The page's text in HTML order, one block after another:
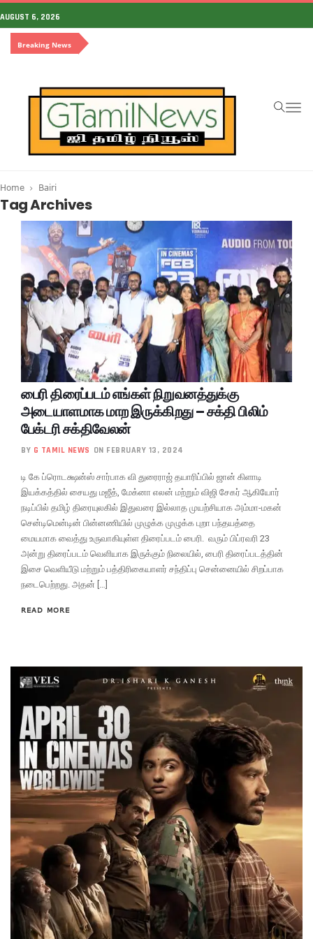
AUGUST 6, 2026
Breaking News
Home Bairi
Tag Archives
பைரி திரைப்படம் எங்கள் நிறுவனத்துக்கு
அடையாளமாக மாற இருக்கிறது – சக்தி பிலிம்
பேக்டரி சக்திவேலன்
BY G TAMIL NEWS ON FEBRUARY 13, 2024
டி கே ப்ரொடக்ஷன்ஸ் சார்பாக வி துரைராஜ் தயாரிப்பில் ஜான் கிளாடி
இயக்கத்தில் சையது மஜீத், மேக்னா எலன் மற்றும் விஜி சேகர் ஆகியோர்
நடிப்பில் தமிழ் திரையுலகில் இதுவரை இல்லாத முயற்சியாக அம்மா-மகன்
சென்டிமென்டின் பின்னணியில் முழுக்க முழுக்க புறா பந்தயத்தை
மையமாக வைத்து உருவாகியுள்ள திரைப்படம் பைரி. வரும் பிப்ரவரி 23
அன்று திரைப்படம் வெளியாக இருக்கும் நிலையில், பைரி திரைப்படத்தின்
இசை வெளியீடு மற்றும் பத்திரிகையாளர் சந்திப்பு சென்னையில் சிறப்பாக
நடைபெற்றது. அதன் […]
READ MORE